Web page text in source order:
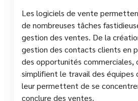
Les logiciels de vente
de nombreuses tâches
gestion des ventes. De la
gestion des contacts clients en
des opportunités commerciales,
simplifient le travail des équipes
leur permettent de se
conclure des ventes.